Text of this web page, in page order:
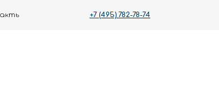
+7 (495) 782-78-74